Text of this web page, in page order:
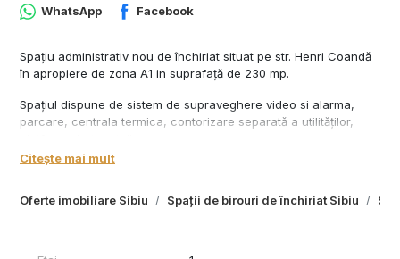
Oferte imobiliare Sibiu Spații de birouri de închiriat Sibiu
WhatsApp Facebook
Spațiu administrativ nou de închiriat situat pe str. Henri Coandă
în apropiere de zona A1 in suprafață de 230 mp.
Spațiul dispune de sistem de supraveghere video si alarma,
parcare, centrala termica, contorizare separată a utilităților,
Spațiul se amenajează la cererea pentru a fii funcțional!!
Citește mai mult